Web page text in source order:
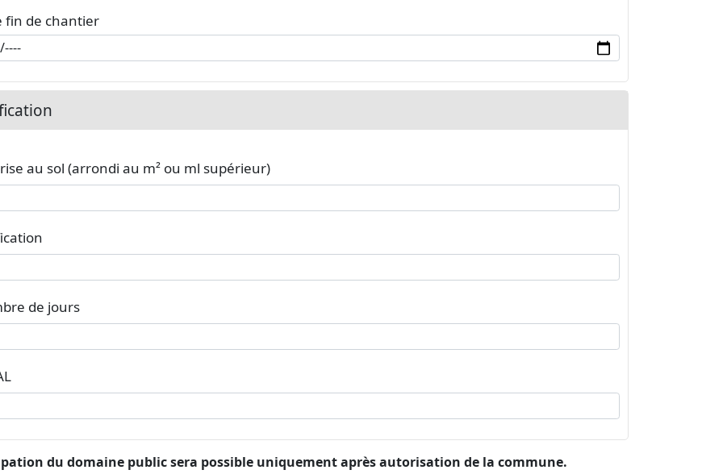
fin de chantier
au sol (arrondi au m² ou ml supérieur)
de jours
du domaine public sera possible uniquement après autorisation de la commune.